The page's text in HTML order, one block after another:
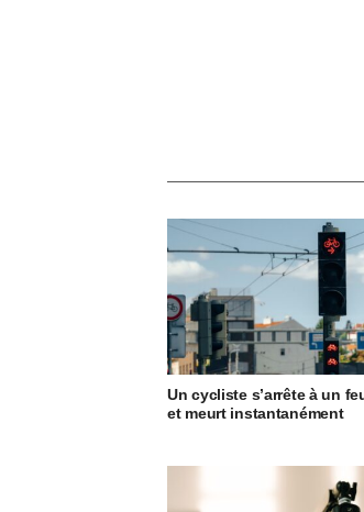
Un cycliste s’arrête à un
et meurt instantanément